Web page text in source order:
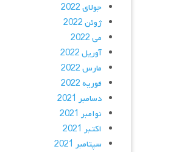
جولای 2022
ژوئن 2022
می 2022
آوریل 2022
مارس 2022
فوریه 2022
دسامبر 2021
نوامبر 2021
اکتبر 2021
سپتامبر 2021